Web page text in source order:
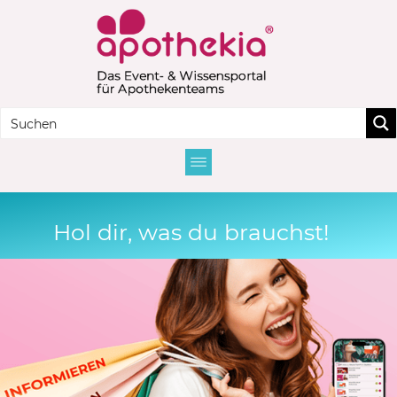
Hol dir, was du brauchst!